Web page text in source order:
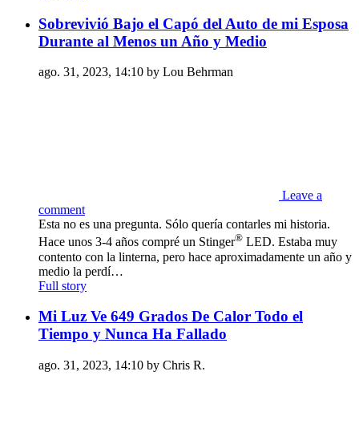
Sobrevivió Bajo el Capó del Auto de mi Esposa
Durante al Menos un Año y Medio
ago. 31, 2023, 14:10 by Lou Behrman
Leave a
comment
Esta no es una pregunta. Sólo quería contarles mi historia.
Hace unos 3-4 años compré un Stinger® LED. Estaba muy
contento con la linterna, pero hace aproximadamente un año y
medio la perdí…
Full story
Mi Luz Ve 649 Grados De Calor Todo el
Tiempo y Nunca Ha Fallado
ago. 31, 2023, 14:10 by Chris R.